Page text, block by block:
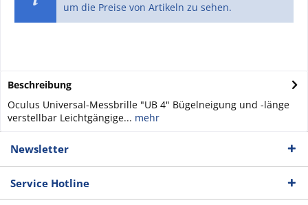
um die Preise von Artikeln zu sehen.
Beschreibung
Oculus Universal-Messbrille "UB 4" Bügelneigung und -länge
verstellbar Leichtgängige... mehr
Newsletter
Service Hotline